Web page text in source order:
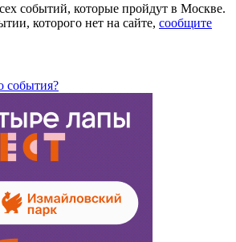
событий, которые пройдут в Москве.
которого нет на сайте, сообщите
события?